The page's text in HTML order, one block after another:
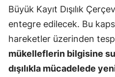
Büyük Kayıt Dışılık
entegre edilecek. Bu
hareketler üzerinden
mükelleflerin bilgisine
dışılıkla mücadelede